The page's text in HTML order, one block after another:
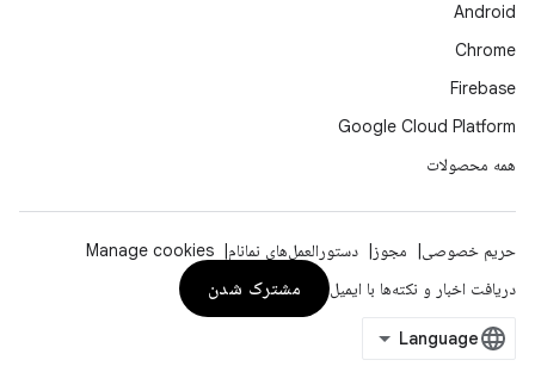
Android
Chrome
Firebase
Google Cloud Platform
همه محصولات
حریم خصوصی مجوز دستورالعمل‌های نمانام
Manage cookies
دریافت اخبار و نکته‌ها با ایمیل
مشترک شدن